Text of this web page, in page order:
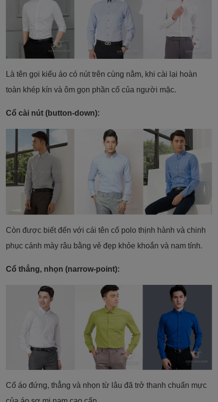
Là tên gọi kiểu áo có nút trên cùng nằm, khi cài lại hoàn
toàn khép kín và ôm gọn phần cổ của người mặc.
Cổ cài nút (button-down):
Còn được biết đến với cái tên cổ polo thịnh hành và chinh
phục cánh mày râu bằng vẻ đẹp khỏe khoắn và nam tính.
Cổ thẳng, nhọn (narrow-point):
Cổ áo đứng, thẳng và nhọn từ lâu đã trở thanh chuẩn mực